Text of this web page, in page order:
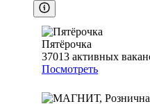
Пятёрочка
37013 активных
Посмотреть